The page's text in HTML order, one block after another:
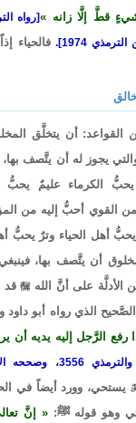
قطَّ إلَّا زانه
1974].
فالحياء
أن يتخلَّق
يجوز له أن يتَّصف بها،
الكرماء عليمٌ يحبُّ
القوي أحبُّ إليه من
أهل الحياء وترٌ يحبُّ
أن يتَّصف بها،
الأدلَّة على أنَّ اللهقد
الذي رواه أبو داود
الرَّجل إليه يديه أن
[رواه أبو داود1490،
يستحي، وورد أيضاً في
وهو قوله ﷺ:
إنَّ